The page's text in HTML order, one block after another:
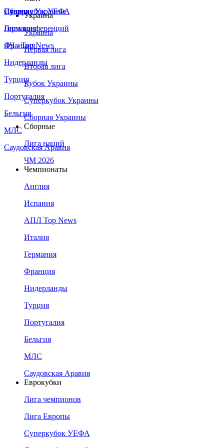
Сборная Украины
Италия
Германия
Франция
Нидерланды
Турция
Португалия
Бельгия
МЛС
Саудовская Аравия
Суперкубок УЕФА
Лига конференций
ЛЧ - Top News
Украина
Украина
Первая лига
Вторая лига
Кубок Украины
Суперкубок Украины
Сборная Украины
Сборные
Лига наций
ЧМ 2026
Чемпионаты
Англия
Испания
АПЛ Top News
Италия
Германия
Франция
Нидерланды
Турция
Португалия
Бельгия
МЛС
Саудовская Аравия
Еврокубки
Лига чемпионов
Лига Европы
Суперкубок УЕФА